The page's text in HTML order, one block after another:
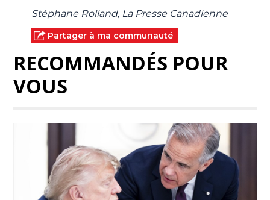
Stéphane Rolland, La Presse Canadienne
Partager à ma communauté
RECOMMANDÉS POUR
VOUS